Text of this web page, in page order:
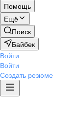
Помощь
Ещё
Поиск
Байбек
Войти
Войти
Создать резюме